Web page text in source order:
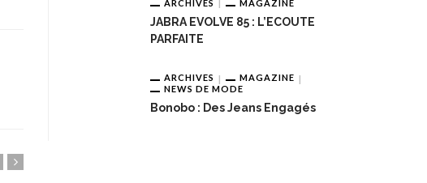
ARCHIVES MAGAZINE
JABRA EVOLVE 85 : L’ECOUTE
PARFAITE
ARCHIVES
MAGAZINE
NEWS DE MODE
Bonobo : Des Jeans Engagés